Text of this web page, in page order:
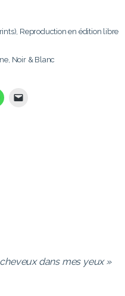
, Reproduction en édition libre
, Noir & Blanc
dans mes yeux »